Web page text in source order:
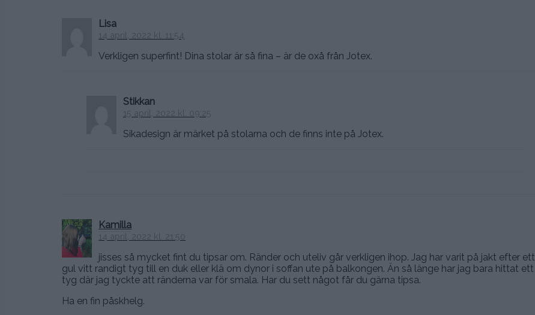
Lisa
14 april, 2022 kl. 11:54
Verkligen superfint! Dina stolar är så fina – är de oxå från Jotex.
Stikkan
15 april, 2022 kl. 09:25
Sikadesign är märket på stolarna och de finns inte på Jotex.
Kamilla
14 april, 2022 kl. 21:50
jisses så mycket fint du tipsar om. Ränder och uteliv går verkligen ihop. Jag har varit på jakt efter ett
gul vitt randigt tyg till en duk eller klä om dynor i soffan ute på balkongen. Än så länge har jag bara hittat ett
tyg där jag tyckte att ränderna var för smala. Har du sett något får du gärna tipsa.
Ha en fin påskhelg.